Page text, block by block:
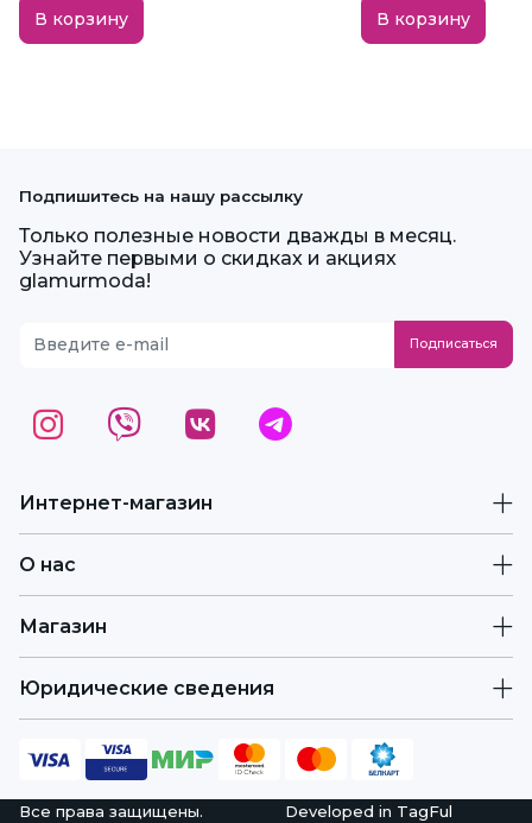
В корзину В корзину
Интернет-магазин
О нас
Магазин
Юридические сведения
Подпишитесь на нашу рассылку
Только полезные новости дважды в месяц.
Узнайте первыми о скидках и акциях
glamurmoda!
Все права защищены. Developed in TagFul